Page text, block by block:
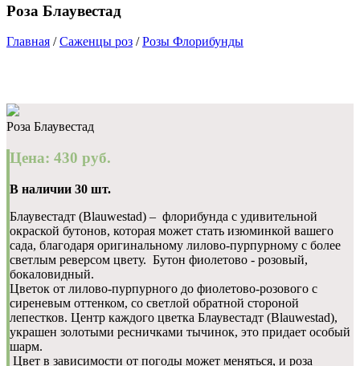
Роза Блаувестад
Главная /Саженцы роз /Розы Флорибунды
Роза Блаувестад
Цена: 430 руб.
В наличии 30 шт.
Блаувестадт (Blauwestad) – флорибунда с удивительной
окраской бутонов, которая может стать изюминкой вашего
сада, благодаря оригинальному лилово-пурпурному с более
светлым реверсом цвету. Бутон фиолетово - розовый,
бокаловидный.
Цветок от лилово-пурпурного до фиолетово-розового с
сиреневым оттенком, со светлой обратной стороной
лепестков. Центр каждого цветка Блаувестадт (Blauwestad),
украшен золотыми ресничками тычинок, это придает особый
шарм.
Цвет в зависимости от погоды может меняться, и роза